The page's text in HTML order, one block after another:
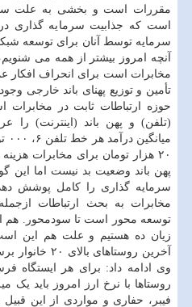
مقررات است و بخشی به علت
است که جذابیت سرمایه گذاری
سرمایه توسط آنان برای توسعه
آنچه امروز بیشتر از همه می
مخابرات است برای انحراف افکار
تأمین و توزیع پهنای باند خارجی
حوزه ارتباطات ثابت در
(تلفن) و پهن باند (اینترنت)
۲۰ هزار تومان برای مخابرات
پهن باند وضعیت بد نیست اما این
سرمایه گذاری را کامل پوشش
مخابرات به بحث ارتباطات
توسعه محور است تا سودمحور. هم
زیان ده هستیم و علت هم این
آخرین
وی ادامه داد: برای هر ایستگاه
روستاها با نرخ ارز امروز باید یک
فیبر، حفاری و مواردی از این قبیل